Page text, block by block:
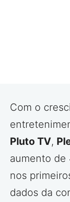
Com o
Pluto TV,
aumento de
nos
dados da